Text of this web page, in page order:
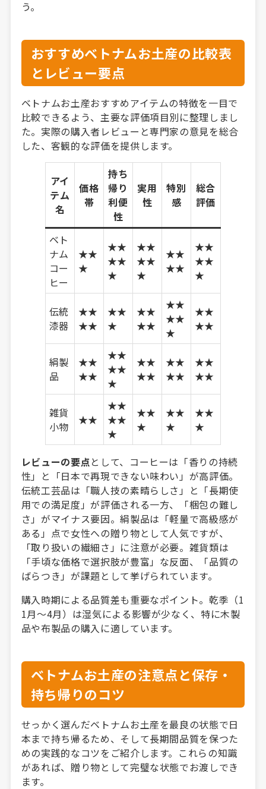
う。
おすすめベトナムお土産の比較表
とレビュー要点
ベトナムお土産おすすめアイテムの特徴を一目で
比較できるよう、主要な評価項目別に整理しまし
た。実際の購入者レビューと専門家の意見を総合
した、客観的な評価を提供します。
アイ
テム
名
価格
帯
持ち
帰り
利便
性
実用
性
特別
感
総合
評価
ベト
ナム
コー
ヒー
★★
★
★★
★★
★
★★
★★
★
★★
★★
★★
★★
★
伝統
漆器
★★
★★
★★
★
★★
★★
★★
★★
★
★★
★★
絹製
品
★★
★★
★★
★★
★
★★
★★
★★
★★
★★
★★
雑貨
小物
★★
★★
★★
★
★★
★
★★
★
★★
★
レビューの要点 として、コーヒーは「香りの持続
性」と「日本で再現できない味わい」が高評価。
伝統工芸品は「職人技の素晴らしさ」と「長期使
用での満足度」が評価される一方、「梱包の難し
さ」がマイナス要因。絹製品は「軽量で高級感が
ある」点で女性への贈り物として人気ですが、
「取り扱いの繊細さ」に注意が必要。雑貨類は
「手頃な価格で選択肢が豊富」な反面、「品質の
ばらつき」が課題として挙げられています。
購入時期による品質差も重要なポイント。乾季（1
1月〜4月）は湿気による影響が少なく、特に木製
品や布製品の購入に適しています。
ベトナムお土産の注意点と保存・
持ち帰りのコツ
せっかく選んだベトナムお土産を最良の状態で日
本まで持ち帰るため、そして長期間品質を保つた
めの実践的なコツをご紹介します。これらの知識
があれば、贈り物として完璧な状態でお渡しでき
ます。